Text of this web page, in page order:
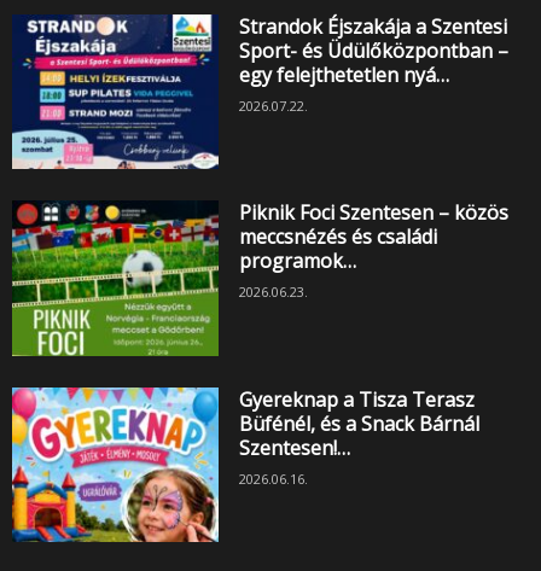
Strandok Éjszakája a Szentesi
Sport- és Üdülőközpontban –
egy felejthetetlen nyá…
2026.07.22.
Piknik Foci Szentesen – közös
meccsnézés és családi
programok…
2026.06.23.
Gyereknap a Tisza Terasz
Büfénél, és a Snack Bárnál
Szentesen!…
2026.06.16.